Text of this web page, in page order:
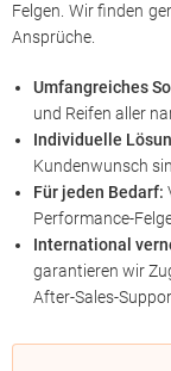
Felgen. Wir finden
Ansprüche.
Umfangreiches
und Reifen aller
Individuelle
Kundenwunsch
Für jeden Bedarf:
Performance-
International
garantieren wir
After-Sales-